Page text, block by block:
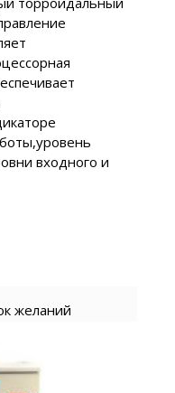
входного и
желаний